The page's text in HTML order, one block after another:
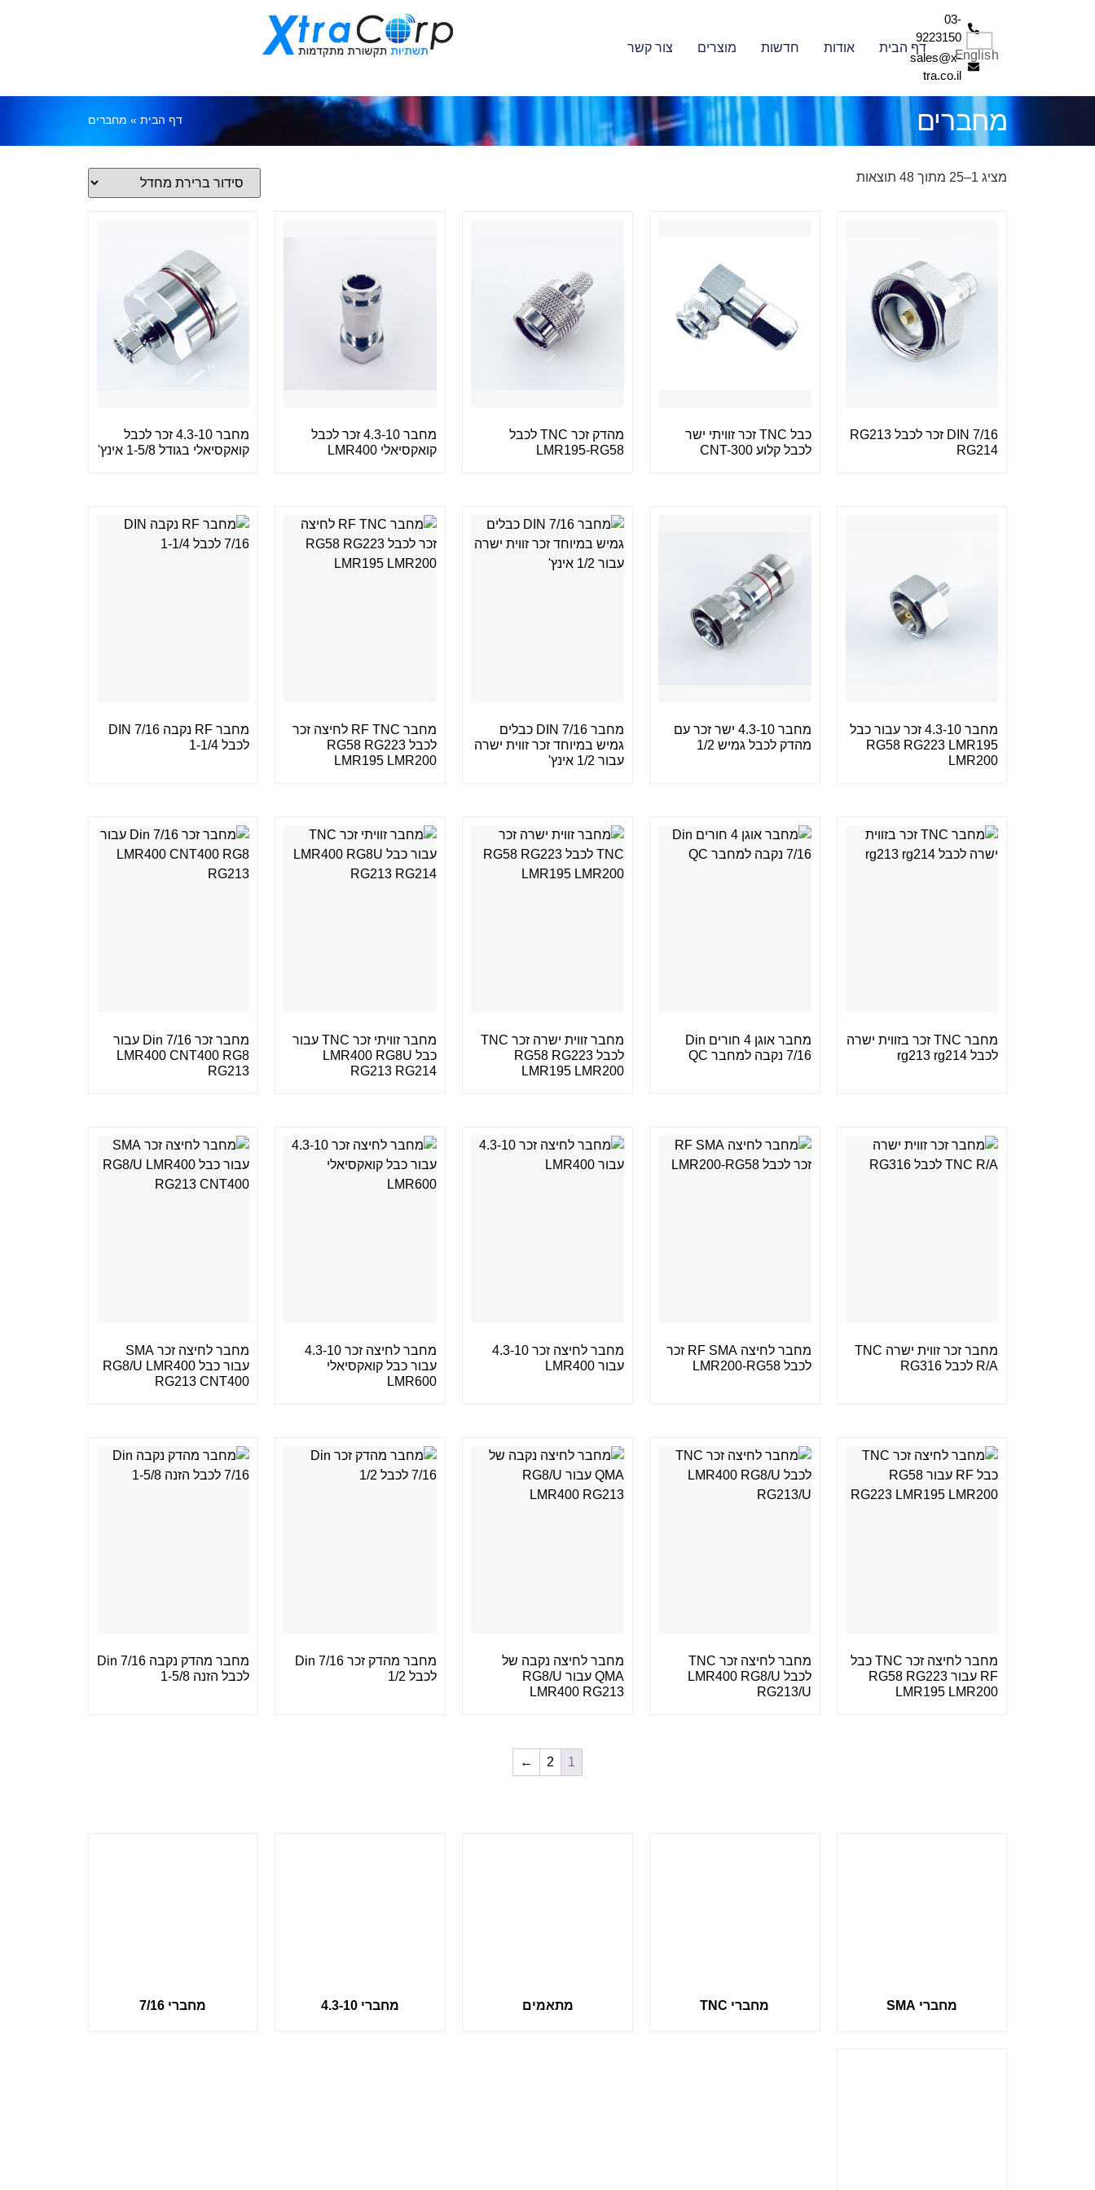
דף הבית אודות חדשות מוצרים צור קשר
03-
9223150
sales@x-
tra.co.il
English
מחברים דף הבית » מחברים
מציג 1–25 מתוך 48 תוצאות
DIN 7/16 זכר לכבל RG213
RG214
כבל TNC זכר זוויתי ישר
לכבל קלוע CNT-300
מהדק זכר TNC לכבל
LMR195-RG58
מחבר 4.3-10 זכר לכבל
קואקסיאלי LMR400
מחבר 4.3-10 זכר לכבל
קואקסיאלי בגודל 1-5/8 אינץ'
מחבר 4.3-10 זכר עבור כבל
RG58 RG223 LMR195
LMR200
מחבר 4.3-10 ישר זכר עם
מהדק לכבל גמיש 1/2
מחבר DIN 7/16 כבלים
גמיש במיוחד זכר זווית ישרה
עבור 1/2 אינץ'
מחבר RF TNC לחיצה זכר
לכבל RG58 RG223
LMR195 LMR200
מחבר RF נקבה DIN 7/16
לכבל 1-1/4
מחבר TNC זכר בזווית ישרה
לכבל rg213 rg214
מחבר אוגן 4 חורים Din
7/16 נקבה למחבר QC
מחבר זווית ישרה זכר TNC
לכבל RG58 RG223
LMR195 LMR200
מחבר זוויתי זכר TNC עבור
כבל LMR400 RG8U
RG213 RG214
מחבר זכר Din 7/16 עבור
LMR400 CNT400 RG8
RG213
מחבר זכר זווית ישרה TNC
R/A לכבל RG316
מחבר לחיצה RF SMA זכר
לכבל LMR200-RG58
מחבר לחיצה זכר 4.3-10
עבור LMR400
מחבר לחיצה זכר 4.3-10
עבור כבל קואקסיאלי
LMR600
מחבר לחיצה זכר SMA
עבור כבל RG8/U LMR400
RG213 CNT400
מחבר לחיצה זכר TNC כבל
RF עבור RG58 RG223
LMR195 LMR200
מחבר לחיצה זכר TNC
לכבל LMR400 RG8/U
RG213/U
מחבר לחיצה נקבה של
QMA עבור RG8/U
LMR400 RG213
מחבר מהדק זכר Din 7/16
לכבל 1/2
מחבר מהדק נקבה Din 7/16
לכבל הזנה 1-5/8
1
2
←
מחברי SMA מחברי TNC מתאמים מחברי 4.3-10 מחברי 7/16